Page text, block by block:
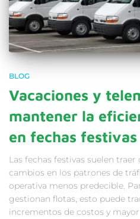
BLOG
Vacaciones y
mantener la
en fechas festivas
Las fechas festivas suelen
cambios en los patrones de
operativa menos predecible.
gestionan flotas, esto puede
incrementos de costos y